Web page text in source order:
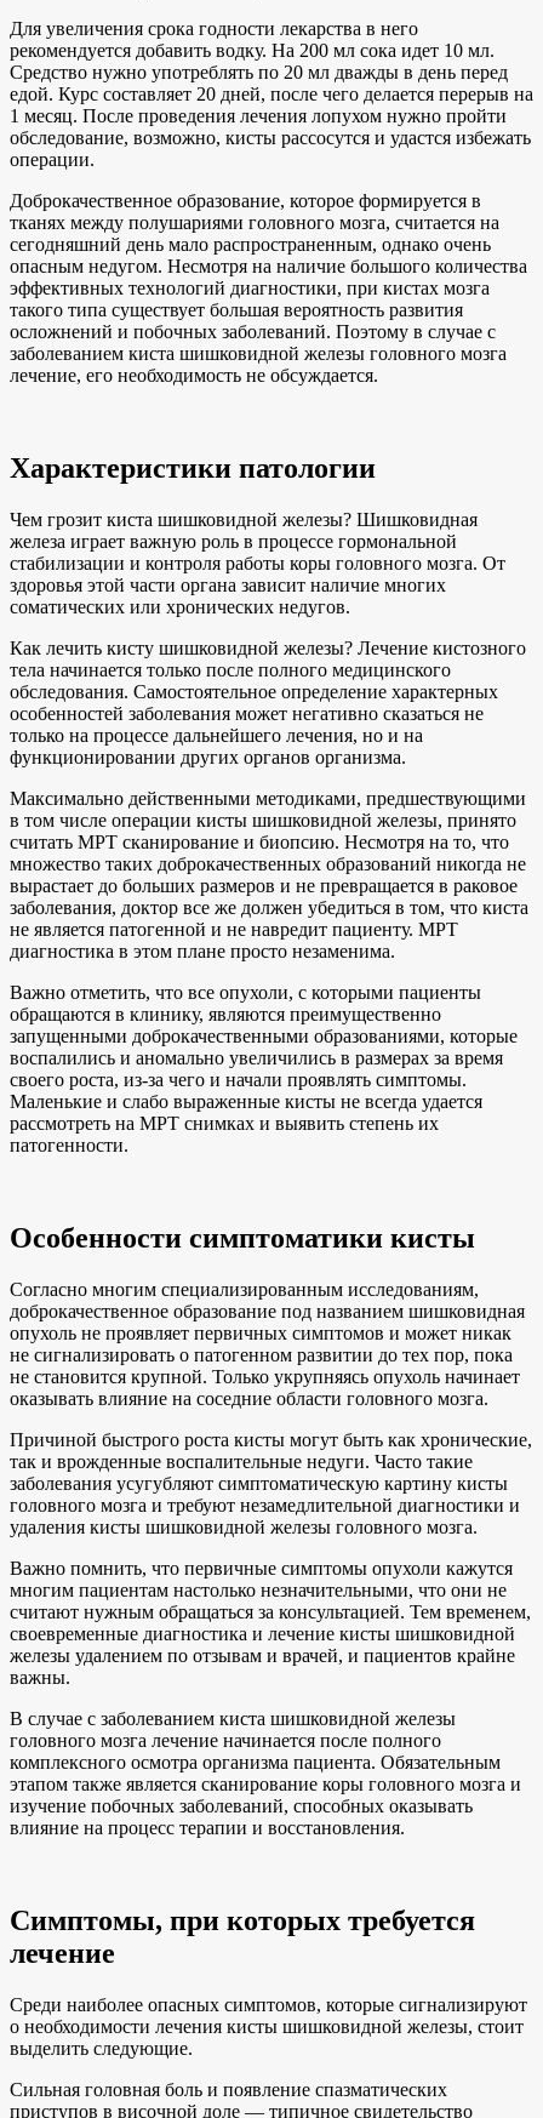
Для увеличения срока годности лекарства в него
рекомендуется добавить водку. На 200 мл сока идет 10 мл.
Средство нужно употреблять по 20 мл дважды в день перед
едой. Курс составляет 20 дней, после чего делается перерыв на
1 месяц. После проведения лечения лопухом нужно пройти
обследование, возможно, кисты рассосутся и удастся избежать
операции.
Доброкачественное образование, которое формируется в
тканях между полушариями головного мозга, считается на
сегодняшний день мало распространенным, однако очень
опасным недугом. Несмотря на наличие большого количества
эффективных технологий диагностики, при кистах мозга
такого типа существует большая вероятность развития
осложнений и побочных заболеваний. Поэтому в случае с
заболеванием киста шишковидной железы головного мозга
лечение, его необходимость не обсуждается.
Характеристики патологии
Чем грозит киста шишковидной железы? Шишковидная
железа играет важную роль в процессе гормональной
стабилизации и контроля работы коры головного мозга. От
здоровья этой части органа зависит наличие многих
соматических или хронических недугов.
Как лечить кисту шишковидной железы? Лечение кистозного
тела начинается только после полного медицинского
обследования. Самостоятельное определение характерных
особенностей заболевания может негативно сказаться не
только на процессе дальнейшего лечения, но и на
функционировании других органов организма.
Максимально действенными методиками, предшествующими
в том числе операции кисты шишковидной железы, принято
считать МРТ сканирование и биопсию. Несмотря на то, что
множество таких доброкачественных образований никогда не
вырастает до больших размеров и не превращается в раковое
заболевания, доктор все же должен убедиться в том, что киста
не является патогенной и не навредит пациенту. МРТ
диагностика в этом плане просто незаменима.
Важно отметить, что все опухоли, с которыми пациенты
обращаются в клинику, являются преимущественно
запущенными доброкачественными образованиями, которые
воспалились и аномально увеличились в размерах за время
своего роста, из-за чего и начали проявлять симптомы.
Маленькие и слабо выраженные кисты не всегда удается
рассмотреть на МРТ снимках и выявить степень их
патогенности.
Особенности симптоматики кисты
Согласно многим специализированным исследованиям,
доброкачественное образование под названием шишковидная
опухоль не проявляет первичных симптомов и может никак
не сигнализировать о патогенном развитии до тех пор, пока
не становится крупной. Только укрупняясь опухоль начинает
оказывать влияние на соседние области головного мозга.
Причиной быстрого роста кисты могут быть как хронические,
так и врожденные воспалительные недуги. Часто такие
заболевания усугубляют симптоматическую картину кисты
головного мозга и требуют незамедлительной диагностики и
удаления кисты шишковидной железы головного мозга.
Важно помнить, что первичные симптомы опухоли кажутся
многим пациентам настолько незначительными, что они не
считают нужным обращаться за консультацией. Тем временем,
своевременные диагностика и лечение кисты шишковидной
железы удалением по отзывам и врачей, и пациентов крайне
важны.
В случае с заболеванием киста шишковидной железы
головного мозга лечение начинается после полного
комплексного осмотра организма пациента. Обязательным
этапом также является сканирование коры головного мозга и
изучение побочных заболеваний, способных оказывать
влияние на процесс терапии и восстановления.
Симптомы, при которых требуется
лечение
Среди наиболее опасных симптомов, которые сигнализируют
о необходимости лечения кисты шишковидной железы, стоит
выделить следующие.
Сильная головная боль и появление спазматических
приступов в височной доле — типичное свидетельство